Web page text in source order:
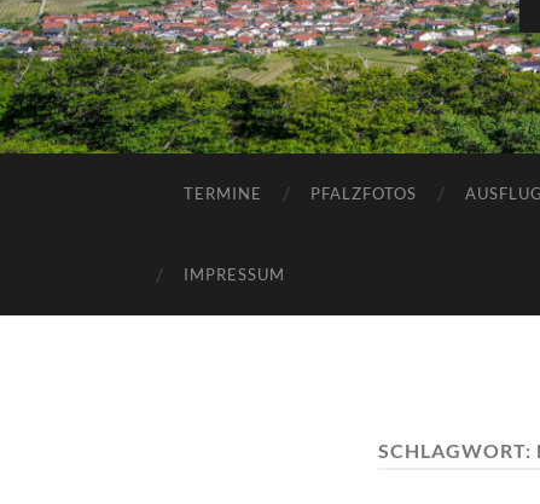
TERMINE PFALZFOTOS
IMPRESSUM
SCHLAGWORT: